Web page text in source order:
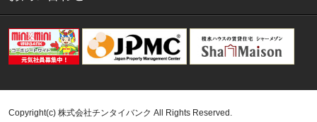
Copyright(c) 株式会社チンタイバンク All Rights Reserved.